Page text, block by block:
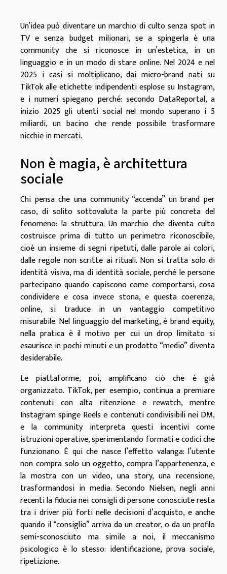
Un’idea può diventare un marchio di culto senza spot in
TV e senza budget milionari, se a spingerla è una
community che si riconosce in un’estetica, in un
linguaggio e in un modo di stare online. Nel 2024 e nel
2025 i casi si moltiplicano, dai micro-brand nati su
TikTok alle etichette indipendenti esplose su Instagram,
e i numeri spiegano perché: secondo DataReportal, a
inizio 2025 gli utenti social nel mondo superano i 5
miliardi, un bacino che rende possibile trasformare
nicchie in mercati.
Non è magia, è architettura
sociale
Chi pensa che una community “accenda” un brand per
caso, di solito sottovaluta la parte più concreta del
fenomeno: la struttura. Un marchio che diventa culto
costruisce prima di tutto un perimetro riconoscibile,
cioè un insieme di segni ripetuti, dalle parole ai colori,
dalle regole non scritte ai rituali. Non si tratta solo di
identità visiva, ma di identità sociale, perché le persone
partecipano quando capiscono come comportarsi, cosa
condividere e cosa invece stona, e questa coerenza,
online, si traduce in un vantaggio competitivo
misurabile. Nel linguaggio del marketing, è brand equity,
nella pratica è il motivo per cui un drop limitato si
esaurisce in pochi minuti e un prodotto “medio” diventa
desiderabile.
Le piattaforme, poi, amplificano ciò che è già
organizzato. TikTok, per esempio, continua a premiare
contenuti con alta ritenzione e rewatch, mentre
Instagram spinge Reels e contenuti condivisibili nei DM,
e la community interpreta questi incentivi come
istruzioni operative, sperimentando formati e codici che
funzionano. È qui che nasce l’effetto valanga: l’utente
non compra solo un oggetto, compra l’appartenenza, e
la mostra con un video, una story, una recensione,
trasformandosi in media. Secondo Nielsen, negli anni
recenti la fiducia nei consigli di persone conosciute resta
tra i driver più forti nelle decisioni d’acquisto, e anche
quando il “consiglio” arriva da un creator, o da un profilo
semi-sconosciuto ma simile a noi, il meccanismo
psicologico è lo stesso: identificazione, prova sociale,
ripetizione.